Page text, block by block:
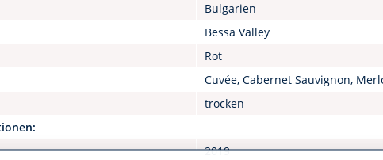
Bulgarien
Bessa Valley
Rot
Cuvée, Cabernet Sauvignon,
trocken
2019